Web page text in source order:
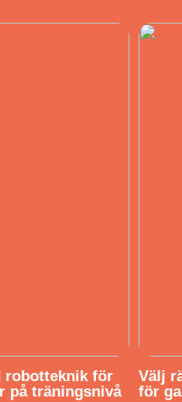
robotteknik för
på träningsnivå
Välj
för